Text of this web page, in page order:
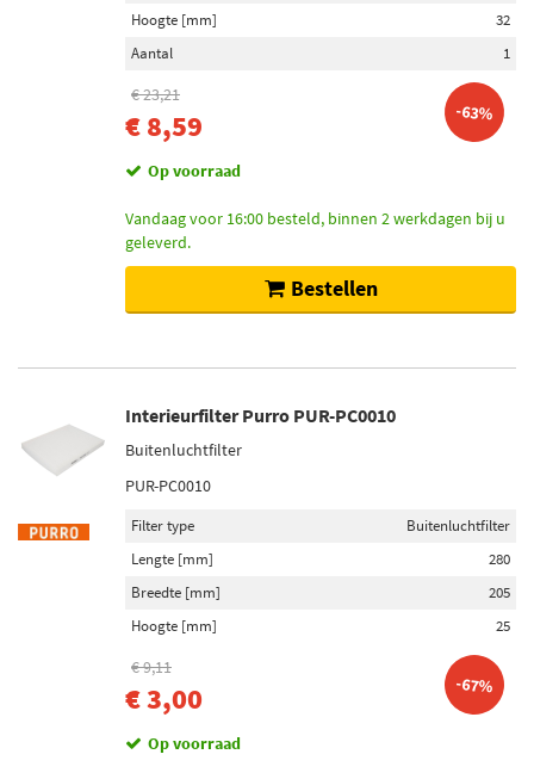
Hoogte [mm]
32
Aantal
1
€ 23,21
€ 8,59 -63%
Op voorraad
Vandaag voor 16:00 besteld, binnen 2 werkdagen bij u
geleverd.
Bestellen
Interieurfilter Purro PUR-PC0010
Buitenluchtfilter
PUR-PC0010
Filter type
Buitenluchtfilter
Lengte [mm]
280
Breedte [mm]
205
Hoogte [mm]
25
€ 9,11
€ 3,00 -67%
Op voorraad